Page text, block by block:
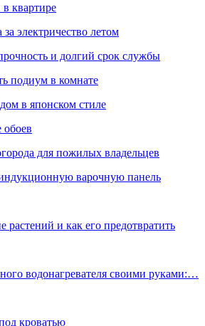
квартире
электричество летом
и долгий срок службы
подиум в комнате
в японском стиле
для пожилых владельцев
варочную панель
растений и как его предотвратить
водонагревателя своими руками:…
кроватью